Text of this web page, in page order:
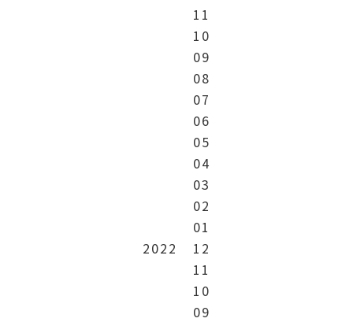
11
10
09
08
07
06
05
04
03
02
01
2022
12
11
10
09